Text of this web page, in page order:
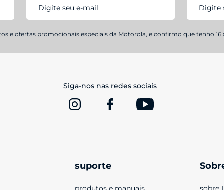
e ofertas promocionais especiais da Motorola, e confirmo que tenho 16
Siga-nos nas redes sociais
suporte
produtos e manuais
sobre